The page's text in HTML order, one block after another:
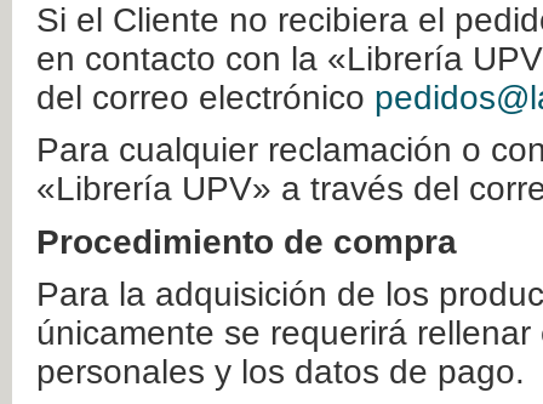
Si el Cliente no recibiera el
en contacto con la «Librería
del correo electrónico
Para cualquier reclamación o
«Librería UPV» a través del
Procedimiento de compra
Para la adquisición de los
únicamente se requerirá
personales y los datos de pago.